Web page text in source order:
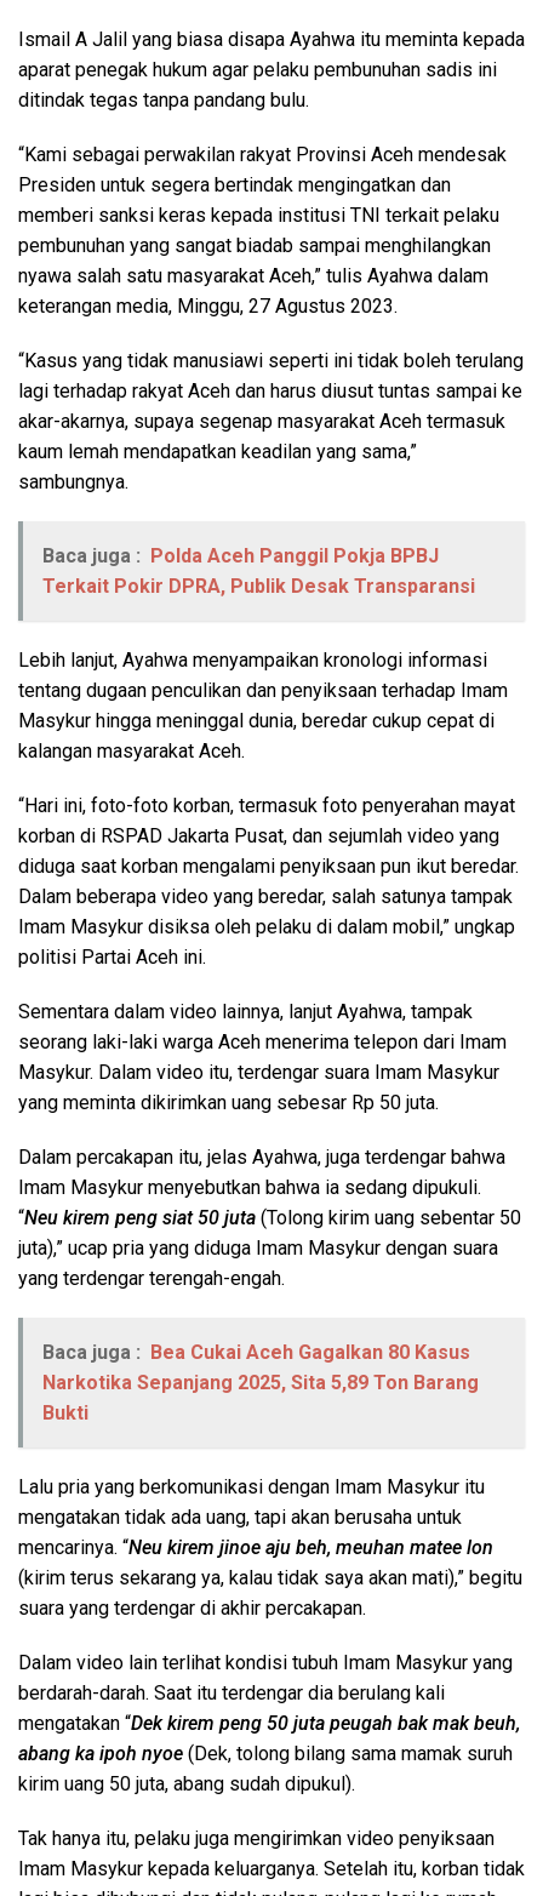
Ismail A Jalil yang biasa disapa Ayahwa itu meminta kepada
aparat penegak hukum agar pelaku pembunuhan sadis ini
ditindak tegas tanpa pandang bulu.
“Kami sebagai perwakilan rakyat Provinsi Aceh mendesak
Presiden untuk segera bertindak mengingatkan dan
memberi sanksi keras kepada institusi TNI terkait pelaku
pembunuhan yang sangat biadab sampai menghilangkan
nyawa salah satu masyarakat Aceh,” tulis Ayahwa dalam
keterangan media, Minggu, 27 Agustus 2023.
“Kasus yang tidak manusiawi seperti ini tidak boleh terulang
lagi terhadap rakyat Aceh dan harus diusut tuntas sampai ke
akar-akarnya, supaya segenap masyarakat Aceh termasuk
kaum lemah mendapatkan keadilan yang sama,”
sambungnya.
Baca juga :
Polda Aceh Panggil Pokja BPBJ
Terkait Pokir DPRA, Publik Desak Transparansi
Lebih lanjut, Ayahwa menyampaikan kronologi informasi
tentang dugaan penculikan dan penyiksaan terhadap Imam
Masykur hingga meninggal dunia, beredar cukup cepat di
kalangan masyarakat Aceh.
“Hari ini, foto-foto korban, termasuk foto penyerahan mayat
korban di RSPAD Jakarta Pusat, dan sejumlah video yang
diduga saat korban mengalami penyiksaan pun ikut beredar.
Dalam beberapa video yang beredar, salah satunya tampak
Imam Masykur disiksa oleh pelaku di dalam mobil,” ungkap
politisi Partai Aceh ini.
Sementara dalam video lainnya, lanjut Ayahwa, tampak
seorang laki-laki warga Aceh menerima telepon dari Imam
Masykur. Dalam video itu, terdengar suara Imam Masykur
yang meminta dikirimkan uang sebesar Rp 50 juta.
Dalam percakapan itu, jelas Ayahwa, juga terdengar bahwa
Imam Masykur menyebutkan bahwa ia sedang dipukuli.
“Neu kirem peng siat 50 juta (Tolong kirim uang sebentar 50
juta),” ucap pria yang diduga Imam Masykur dengan suara
yang terdengar terengah-engah.
Baca juga :
Bea Cukai Aceh Gagalkan 80 Kasus
Narkotika Sepanjang 2025, Sita 5,89 Ton Barang
Bukti
Lalu pria yang berkomunikasi dengan Imam Masykur itu
mengatakan tidak ada uang, tapi akan berusaha untuk
mencarinya. “Neu kirem jinoe aju beh, meuhan matee lon
(kirim terus sekarang ya, kalau tidak saya akan mati),” begitu
suara yang terdengar di akhir percakapan.
Dalam video lain terlihat kondisi tubuh Imam Masykur yang
berdarah-darah. Saat itu terdengar dia berulang kali
mengatakan “Dek kirem peng 50 juta peugah bak mak beuh,
abang ka ipoh nyoe (Dek, tolong bilang sama mamak suruh
kirim uang 50 juta, abang sudah dipukul).
Tak hanya itu, pelaku juga mengirimkan video penyiksaan
Imam Masykur kepada keluarganya. Setelah itu, korban tidak